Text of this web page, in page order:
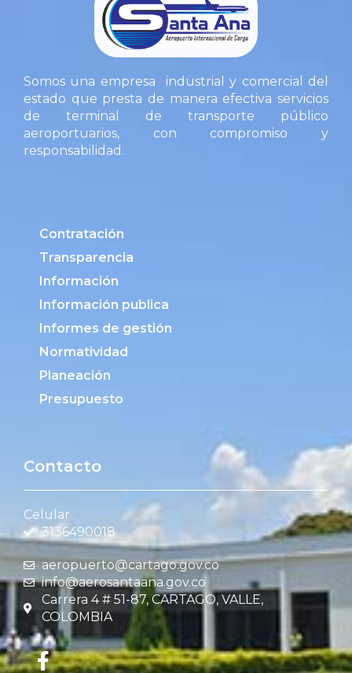
Somos una empresa industrial y comercial del
estado que presta de manera efectiva servicios
de terminal de transporte público
aeroportuarios, con compromiso y
responsabilidad.
Contratación
Transparencia
Información
Información publica
Informes de gestión
Normatividad
Planeación
Presupuesto
Contacto
Celular
3136490018
aeropuerto@cartago.gov.co
info@aerosantaana.gov.co
Carrera 4 # 51-87, CARTAGO, VALLE,
COLOMBIA